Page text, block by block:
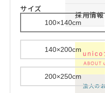
採用情報
サイズ
100×140cm
140×200cm
200×250cm